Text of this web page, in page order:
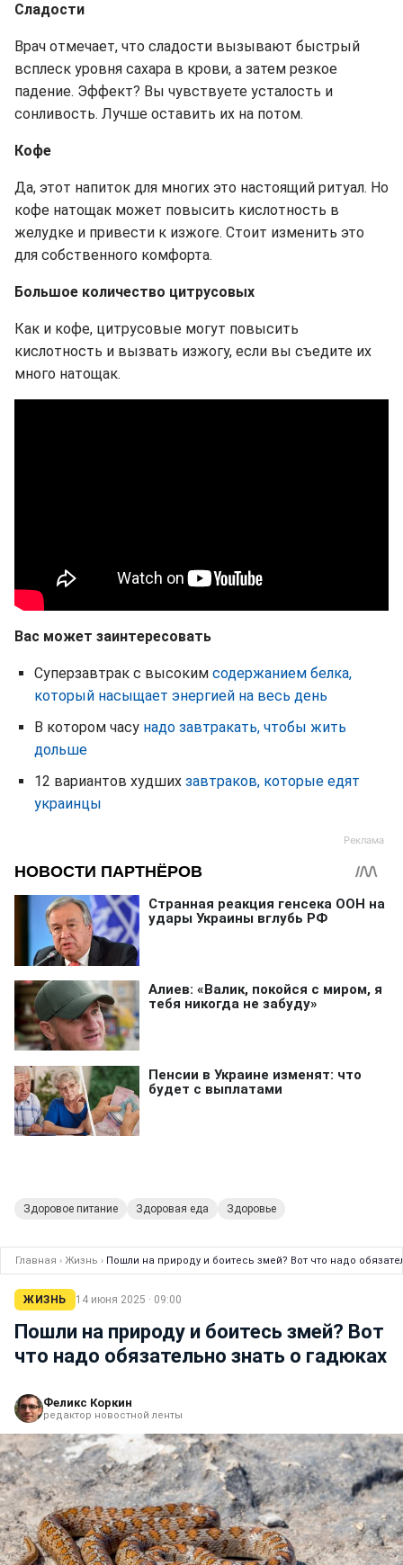
Сладости
Врач отмечает, что сладости вызывают быстрый
всплеск уровня сахара в крови, а затем резкое
падение. Эффект? Вы чувствуете усталость и
сонливость. Лучше оставить их на потом.
Кофе
Да, этот напиток для многих это настоящий ритуал. Но
кофе натощак может повысить кислотность в
желудке и привести к изжоге. Стоит изменить это
для собственного комфорта.
Большое количество цитрусовых
Как и кофе, цитрусовые могут повысить
кислотность и вызвать изжогу, если вы съедите их
много натощак.
Вас может заинтересовать
Суперзавтрак с высоким содержанием белка,
который насыщает энергией на весь день
В котором часу надо завтракать, чтобы жить
дольше
12 вариантов худших завтраков, которые едят
украинцы
Здоровое питание Здоровая еда Здоровье
Главная › Жизнь › Пошли на природу и боитесь змей? Вот что надо
ЖИЗНЬ 14 июня 2025 · 09:00
Пошли на природу и боитесь змей? Вот
что надо обязательно знать о гадюках
Феликс Коркин
редактор новостной ленты